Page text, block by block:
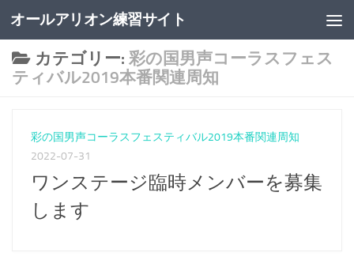
コンテンツの下
オールアリオン練習サイト
カテゴリー: 彩の国男声コーラスフェス
ティバル2019本番関連周知
彩の国男声コーラスフェスティバル2019本番関連周知
2022-07-31
ワンステージ臨時メンバーを募集
します